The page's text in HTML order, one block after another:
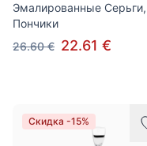
Эмалированные Серьги,
Пончики
26.60 € 22.61 €
Скидка -15%